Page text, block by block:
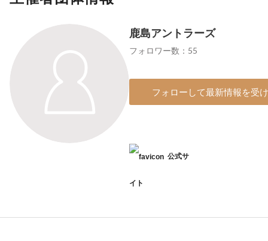
鹿島アントラーズ
フォロワー数：55
フォローして最新情報を受
公式サ
イト